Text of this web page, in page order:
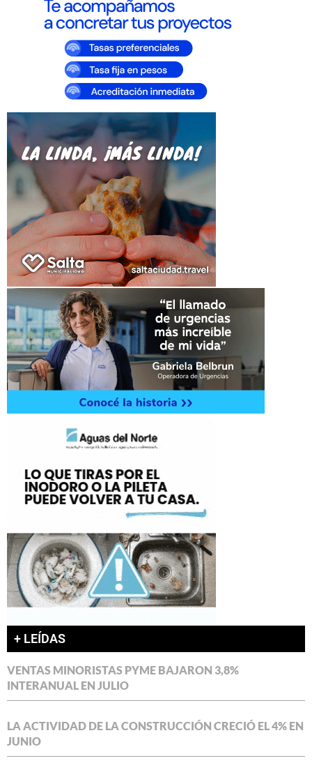
+ LEÍDAS
VENTAS MINORISTAS PYME BAJARON 3,8%
INTERANUAL EN JULIO
LA ACTIVIDAD DE LA CONSTRUCCIÓN CRECIÓ EL 4% EN
JUNIO